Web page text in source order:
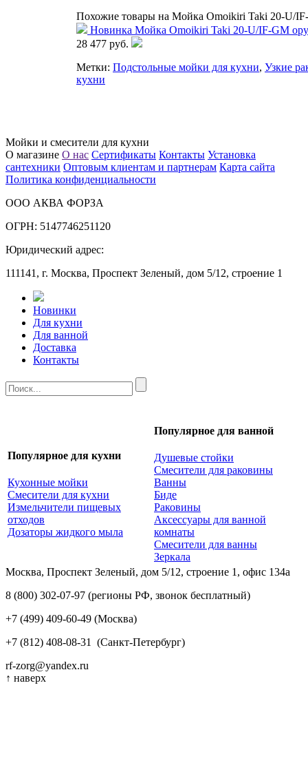
Похожие товары на Мойка Omoikiri Taki 20-U/
Новинка Мойка Omoikiri Taki 20-U/IF-GM
28 477 руб.
Метки: Подстольные мойки для кухни, Узкие
кухни
Мойки и смесители для кухни
О магазине О нас Сертификаты Контакты Установка
сантехники Оптовым клиентам и партнерам Карта сайта
Политика конфиденциальности
ООО АКВА ФОРЗА
ОГРН: 5147746251120
Юридический адрес:
111141, г. Москва, Проспект Зеленый, дом 5/12, строение 1
Новинки
Для кухни
Для ванной
Доставка
Контакты
Популярное для кухни
Кухонные мойки
Смесители для кухни
Измельчители пищевых
отходов
Дозаторы жидкого мыла
Популярное для ванной
Душевые стойки
Смесители для раковины
Ванны
Биде
Раковины
Аксессуары для ванной
комнаты
Смесители для ванны
Зеркала
Москва, Проспект Зеленый, дом 5/12, строение 1, офис 134а
8 (800) 302-07-97 (регионы РФ, звонок бесплатный)
+7 (499) 409-60-49 (Москва)
+7 (812) 408-08-31 (Санкт-Петербург)
rf-zorg@yandex.ru
↑ наверх